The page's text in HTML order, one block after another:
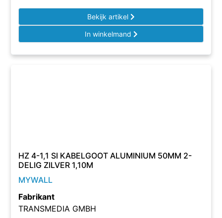
Bekijk artikel
In winkelmand
HZ 4-1,1 SI KABELGOOT ALUMINIUM 50MM 2-
DELIG ZILVER 1,10M
MYWALL
Fabrikant
TRANSMEDIA GMBH